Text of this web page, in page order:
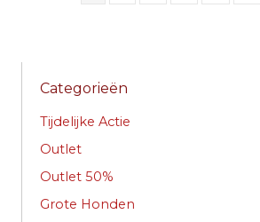
Categorieën
Tijdelijke Actie
Outlet
Outlet 50%
Grote Honden